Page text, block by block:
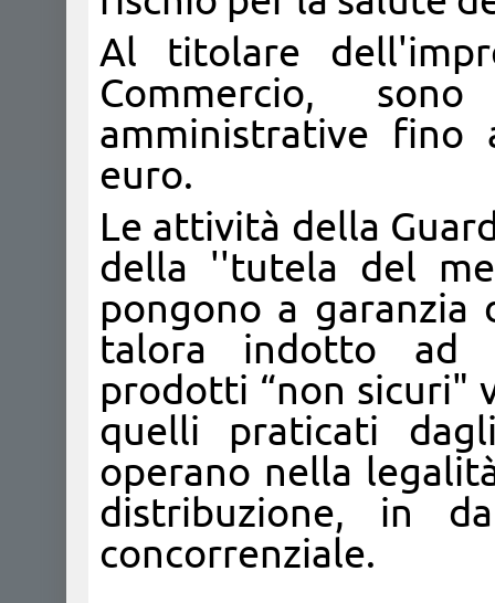
Al titolare
Commercio,
amministrative fino
euro.
Le attività della
della ''tutela del
pongono a garanzia
talora indotto ad
prodotti “non sicuri"
quelli praticati
operano nella
distribuzione, in
concorrenziale.​